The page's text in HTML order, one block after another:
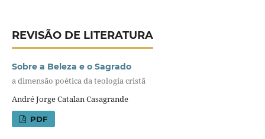
REVISÃO DE LITERATURA
Sobre a Beleza e o Sagrado
a dimensão poética da teologia cristã
André Jorge Catalan Casagrande
PDF